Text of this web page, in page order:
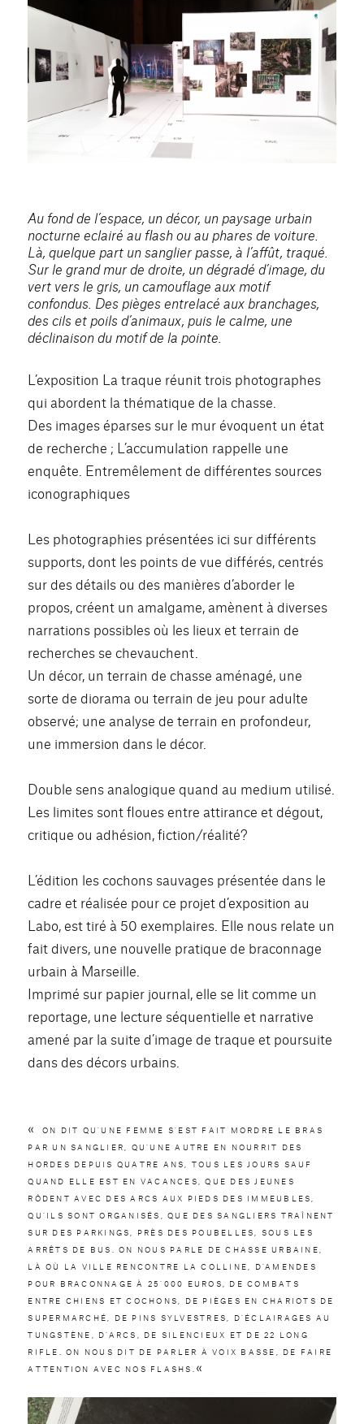
Au fond de l’espace, un décor, un paysage urbain
nocturne eclairé au flash ou au phares de voiture.
Là, quelque part un sanglier passe, à l’affût, traqué.
Sur le grand mur de droite, un dégradé d’image, du
vert vers le gris, un camouflage aux motif
confondus. Des pièges entrelacé aux branchages,
des cils et poils d’animaux, puis le calme, une
déclinaison du motif de la pointe.
L’exposition La traque réunit trois photographes
qui abordent la thématique de la chasse.
Des images éparses sur le mur évoquent un état
de recherche ; L’accumulation rappelle une
enquête. Entremêlement de différentes sources
iconographiques
Les photographies présentées ici sur différents
supports, dont les points de vue différés, centrés
sur des détails ou des manières d’aborder le
propos, créent un amalgame, amènent à diverses
narrations possibles où les lieux et terrain de
recherches se chevauchent.
Un décor, un terrain de chasse aménagé, une
sorte de diorama ou terrain de jeu pour adulte
observé; une analyse de terrain en profondeur,
une immersion dans le décor.
Double sens analogique quand au medium utilisé.
Les limites sont floues entre attirance et dégout,
critique ou adhésion, fiction/réalité?
L’édition les cochons sauvages présentée dans le
cadre et réalisée pour ce projet d’exposition au
Labo, est tiré à 50 exemplaires. Elle nous relate un
fait divers, une nouvelle pratique de braconnage
urbain à Marseille.
Imprimé sur papier journal, elle se lit comme un
reportage, une lecture séquentielle et narrative
amené par la suite d’image de traque et poursuite
dans des décors urbains.
«
ON DIT QU’UNE FEMME S’EST FAIT MORDRE LE BRAS
PAR UN SANGLIER, QU’UNE AUTRE EN NOURRIT DES
HORDES DEPUIS QUATRE ANS, TOUS LES JOURS SAUF
QUAND ELLE EST EN VACANCES, QUE DES JEUNES
RÔDENT AVEC DES ARCS AUX PIEDS DES IMMEUBLES,
QU’ILS SONT ORGANISÉS, QUE DES SANGLIERS TRAÎNENT
SUR DES PARKINGS, PRÈS DES POUBELLES, SOUS LES
ARRÊTS DE BUS. ON NOUS PARLE DE CHASSE URBAINE,
LÀ OÙ LA VILLE RENCONTRE LA COLLINE, D’AMENDES
POUR BRACONNAGE À 25’000 EUROS, DE COMBATS
ENTRE CHIENS ET COCHONS, DE PIÈGES EN CHARIOTS DE
SUPERMARCHÉ, DE PINS SYLVESTRES, D’ÉCLAIRAGES AU
TUNGSTÈNE, D’ARCS, DE SILENCIEUX ET DE 22 LONG
RIFLE. ON NOUS DIT DE PARLER À VOIX BASSE, DE FAIRE
ATTENTION AVEC NOS FLASHS. «